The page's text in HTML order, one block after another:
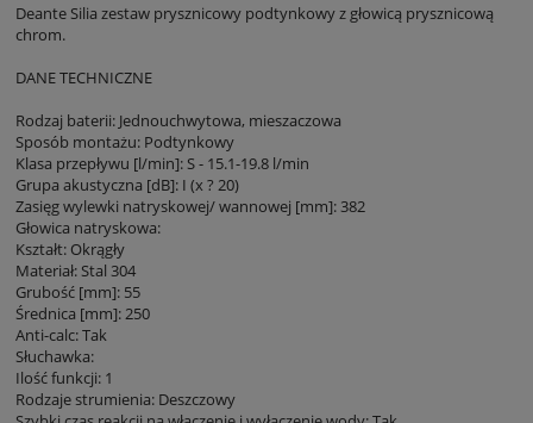
Deante Silia zestaw prysznicowy podtynkowy z głowicą prysznicową
chrom.
DANE TECHNICZNE
Rodzaj baterii: Jednouchwytowa, mieszaczowa
Sposób montażu: Podtynkowy
Klasa przepływu [l/min]: S - 15.1-19.8 l/min
Grupa akustyczna [dB]: I (x ? 20)
Zasięg wylewki natryskowej/ wannowej [mm]: 382
Głowica natryskowa:
Kształt: Okrągły
Materiał: Stal 304
Grubość [mm]: 55
Średnica [mm]: 250
Anti-calc: Tak
Słuchawka:
Ilość funkcji: 1
Rodzaje strumienia: Deszczowy